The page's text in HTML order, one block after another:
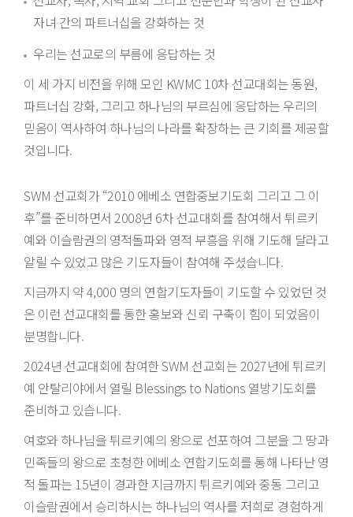
자녀 간의 파트너십을 강화하는 것
우리는 선교로의 부름에 응답하는 것
이 세 가지 비전을 위해 모인 KWMC 10차 선교대회는 동원,
파트너십 강화, 그리고 하나님의 부르심에 응답하는 우리의
믿음이 역사하여 하나님의 나라를 확장하는 큰 기회를 제공할
것입니다.
SWM 선교회가 “2010 에베소 연합중보기도회 그리고 그 이
후”를 준비하면서 2008년 6차 선교대회를 참여해서 튀르키
예와 이슬람권의 영적돌파와 영적 부흥을 위해 기도해 달라고
알릴 수 있었고 많은 기도자들이 참여해 주셨습니다.
지금까지 약 4,000 명의 연합기도자들이 기도할 수 있었던 것
은 이런 선교대회를 통한 홍보와 신뢰 구축이 힘이 되었음이
분명합니다.
2024년 선교대회에 참여한 SWM 선교회는 2027년에 튀르키
예 안탈리야에서 열릴 Blessings to Nations 열방기도회를
준비하고 있습니다.
여호와 하나님을 튀르키예의 왕으로 선포하여 그분을 그 땅과
민족들의 왕으로 초청한 에베소 연합기도회를 통해 나타난 영
적 돌파는 15년이 경과한 지금까지 튀르키예와 중동 그리고
이슬람권에서 승리하시는 하나님의 역사를 저희로 경험하게